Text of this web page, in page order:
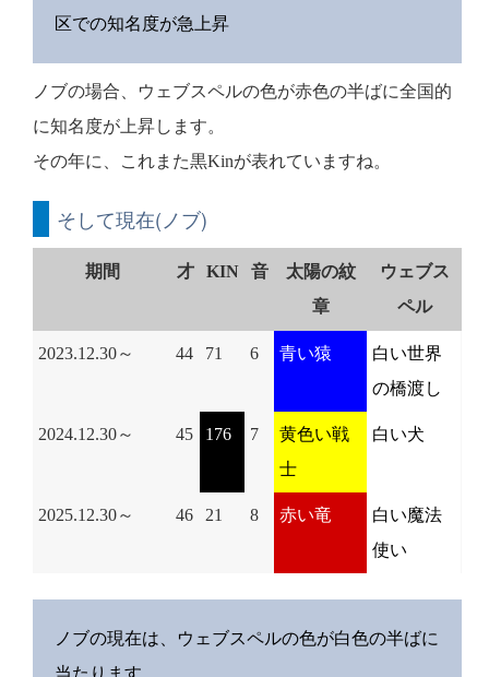
区での知名度が急上昇
ノブの場合、ウェブスペルの色が赤色の半ばに全国的
に知名度が上昇します。
その年に、これまた黒Kinが表れていますね。
そして現在(ノブ)
期間 才 KIN 音
太陽の紋
章
ウェブス
ペル
2023.12.30～ 44 71 6 青い猿
白い世界
の橋渡し
2024.12.30～ 45 176 7
黄色い戦
士
白い犬
2025.12.30～ 46 21 8 赤い竜
白い魔法
使い
ノブの現在は、ウェブスペルの色が白色の半ばに
当たります。